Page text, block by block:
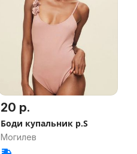
20 р.
Боди купальник р.S
Могилев